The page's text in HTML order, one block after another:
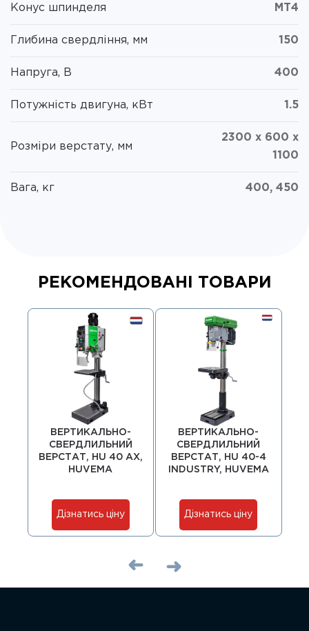
Конус шпинделя MT4
Глибина свердління, мм 150
Напруга, В 400
Потужність двигуна, кВт 1.5
Розміри верстату, мм
2300 x 600 x
1100
Вага, кг 400, 450
РЕКОМЕНДОВАНІ ТОВАРИ
ВЕРТИКАЛЬНО-
СВЕРДЛИЛЬНИЙ
ВЕРСТАТ, HU 40 AX,
HUVEMA
Дізнатись ціну
ВЕРТИКАЛЬНО-
СВЕРДЛИЛЬНИЙ
ВЕРСТАТ, HU 40-4
INDUSTRY, HUVEMA
Дізнатись ціну